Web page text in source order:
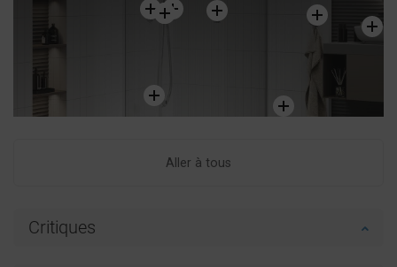
Aller à tous
Critiques
DUTCH